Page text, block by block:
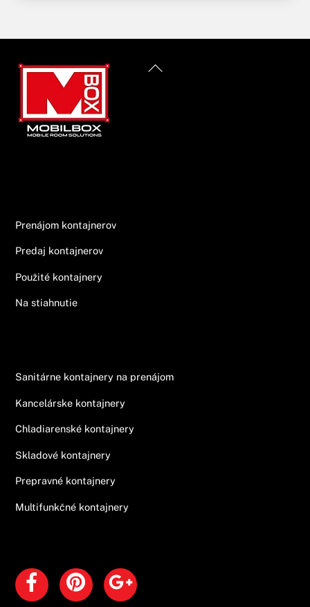
Back
Prenájom kontajnerov
Predaj kontajnerov
Použité kontajnery
Na stiahnutie
Sanitárne kontajnery na prenájom
Kancelárske kontajnery
Chladiarenské kontajnery
Skladové kontajnery
Prepravné kontajnery
Multifunkčné kontajnery
Facebook Pinterest